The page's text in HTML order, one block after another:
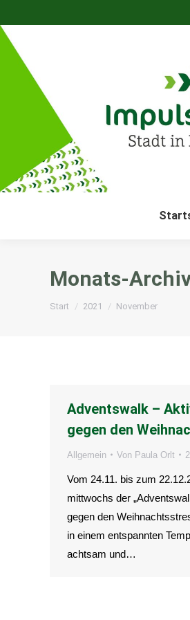
Monats-
Sie befinden sich hier:
Start 2021 November
Adventswalk –
gegen den
Allgemein Von Paula Orlt
Vom 24.11. bis zum
mittwochs der
gegen den
in einem entspannten
achtsam und…